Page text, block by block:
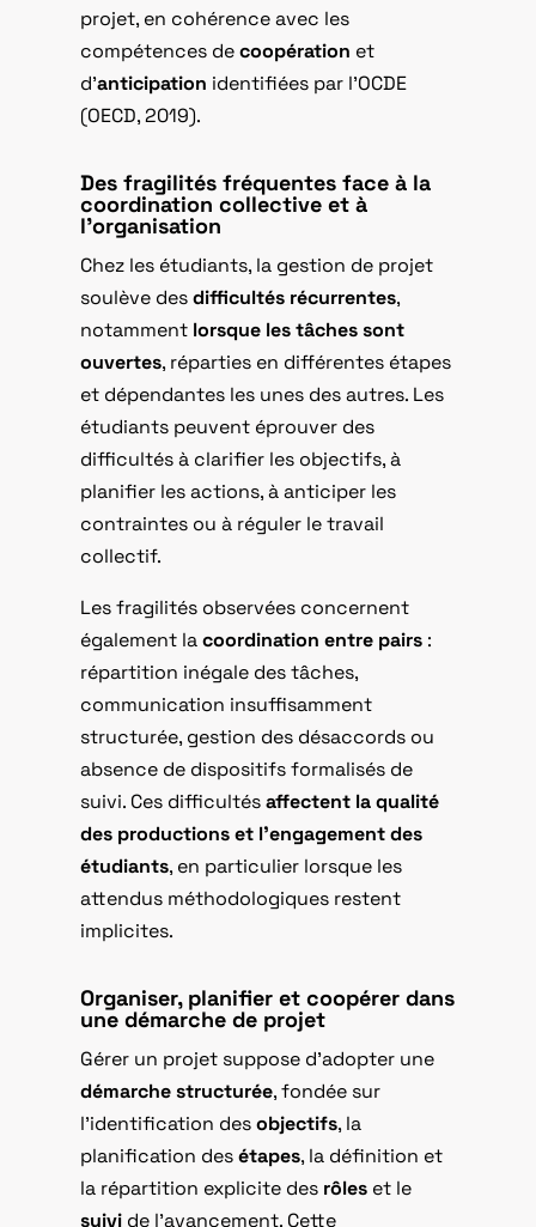
projet, en cohérence avec les
compétences decoopération et
d’anticipation identifiées par l’OCDE
(OECD, 2019).
Des fragilités fréquentes face à la
coordination collective et à
l’organisation
Chez les étudiants, la gestion de projet
soulève desdifficultés récurrentes,
notamment lorsque les tâches sont
ouvertes, réparties en différentes étapes
et dépendantes les unes des autres. Les
étudiants peuvent éprouver des
difficultés à clarifier les objectifs, à
planifier les actions, à anticiper les
contraintes ou à réguler le travail
collectif.
Les fragilités observées concernent
également lacoordination entre pairs :
répartition inégale des tâches,
communication insuffisamment
structurée, gestion des désaccords ou
absence de dispositifs formalisés de
suivi. Ces difficultésaffectent la qualité
des productions et l’engagement des
étudiants, en particulier lorsque les
attendus méthodologiques restent
implicites.
Organiser, planifier et coopérer dans
une démarche de projet
Gérer un projet suppose d’adopter une
démarche structurée, fondée sur
l’identification desobjectifs, la
planification desétapes, la définition et
la répartition explicite des rôles et le
suivi de l’avancement. Cette